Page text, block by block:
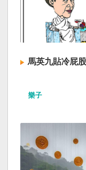
馬英九貼冷屁股
樂子